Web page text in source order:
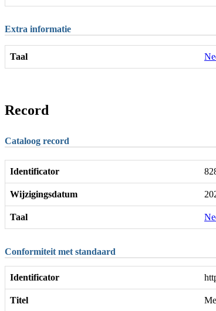
Extra informatie
Taal
Record
Cataloog record
Identificator
Wijzigingsdatum
Taal
Conformiteit met standaard
Identificator
Titel